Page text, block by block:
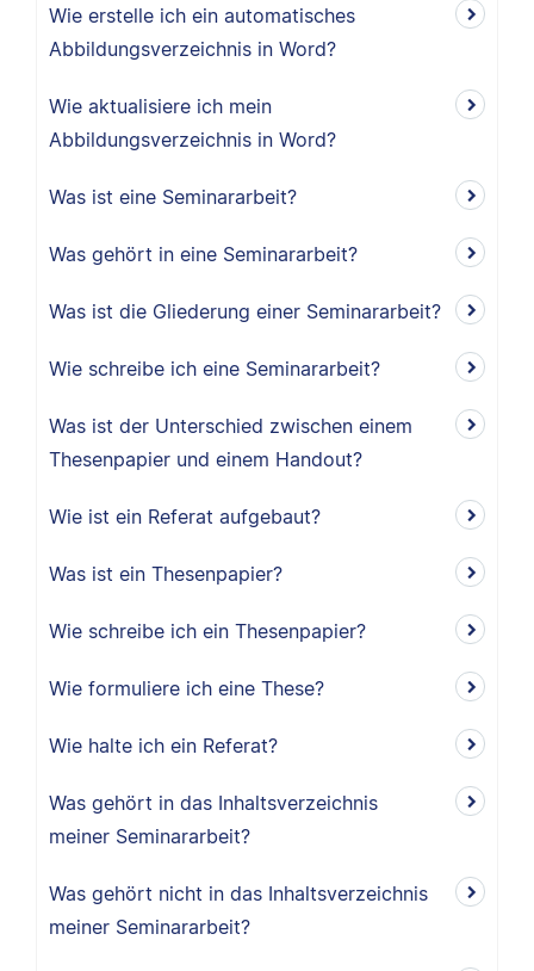
Wie erstelle ich ein automatisches
Abbildungsverzeichnis in Word?
Wie aktualisiere ich mein
Abbildungsverzeichnis in Word?
Was ist eine Seminararbeit?
Was gehört in eine Seminararbeit?
Was ist die Gliederung einer Seminararbeit?
Wie schreibe ich eine Seminararbeit?
Was ist der Unterschied zwischen einem
Thesenpapier und einem Handout?
Wie ist ein Referat aufgebaut?
Was ist ein Thesenpapier?
Wie schreibe ich ein Thesenpapier?
Wie formuliere ich eine These?
Wie halte ich ein Referat?
Was gehört in das Inhaltsverzeichnis
meiner Seminararbeit?
Was gehört nicht in das Inhaltsverzeichnis
meiner Seminararbeit?